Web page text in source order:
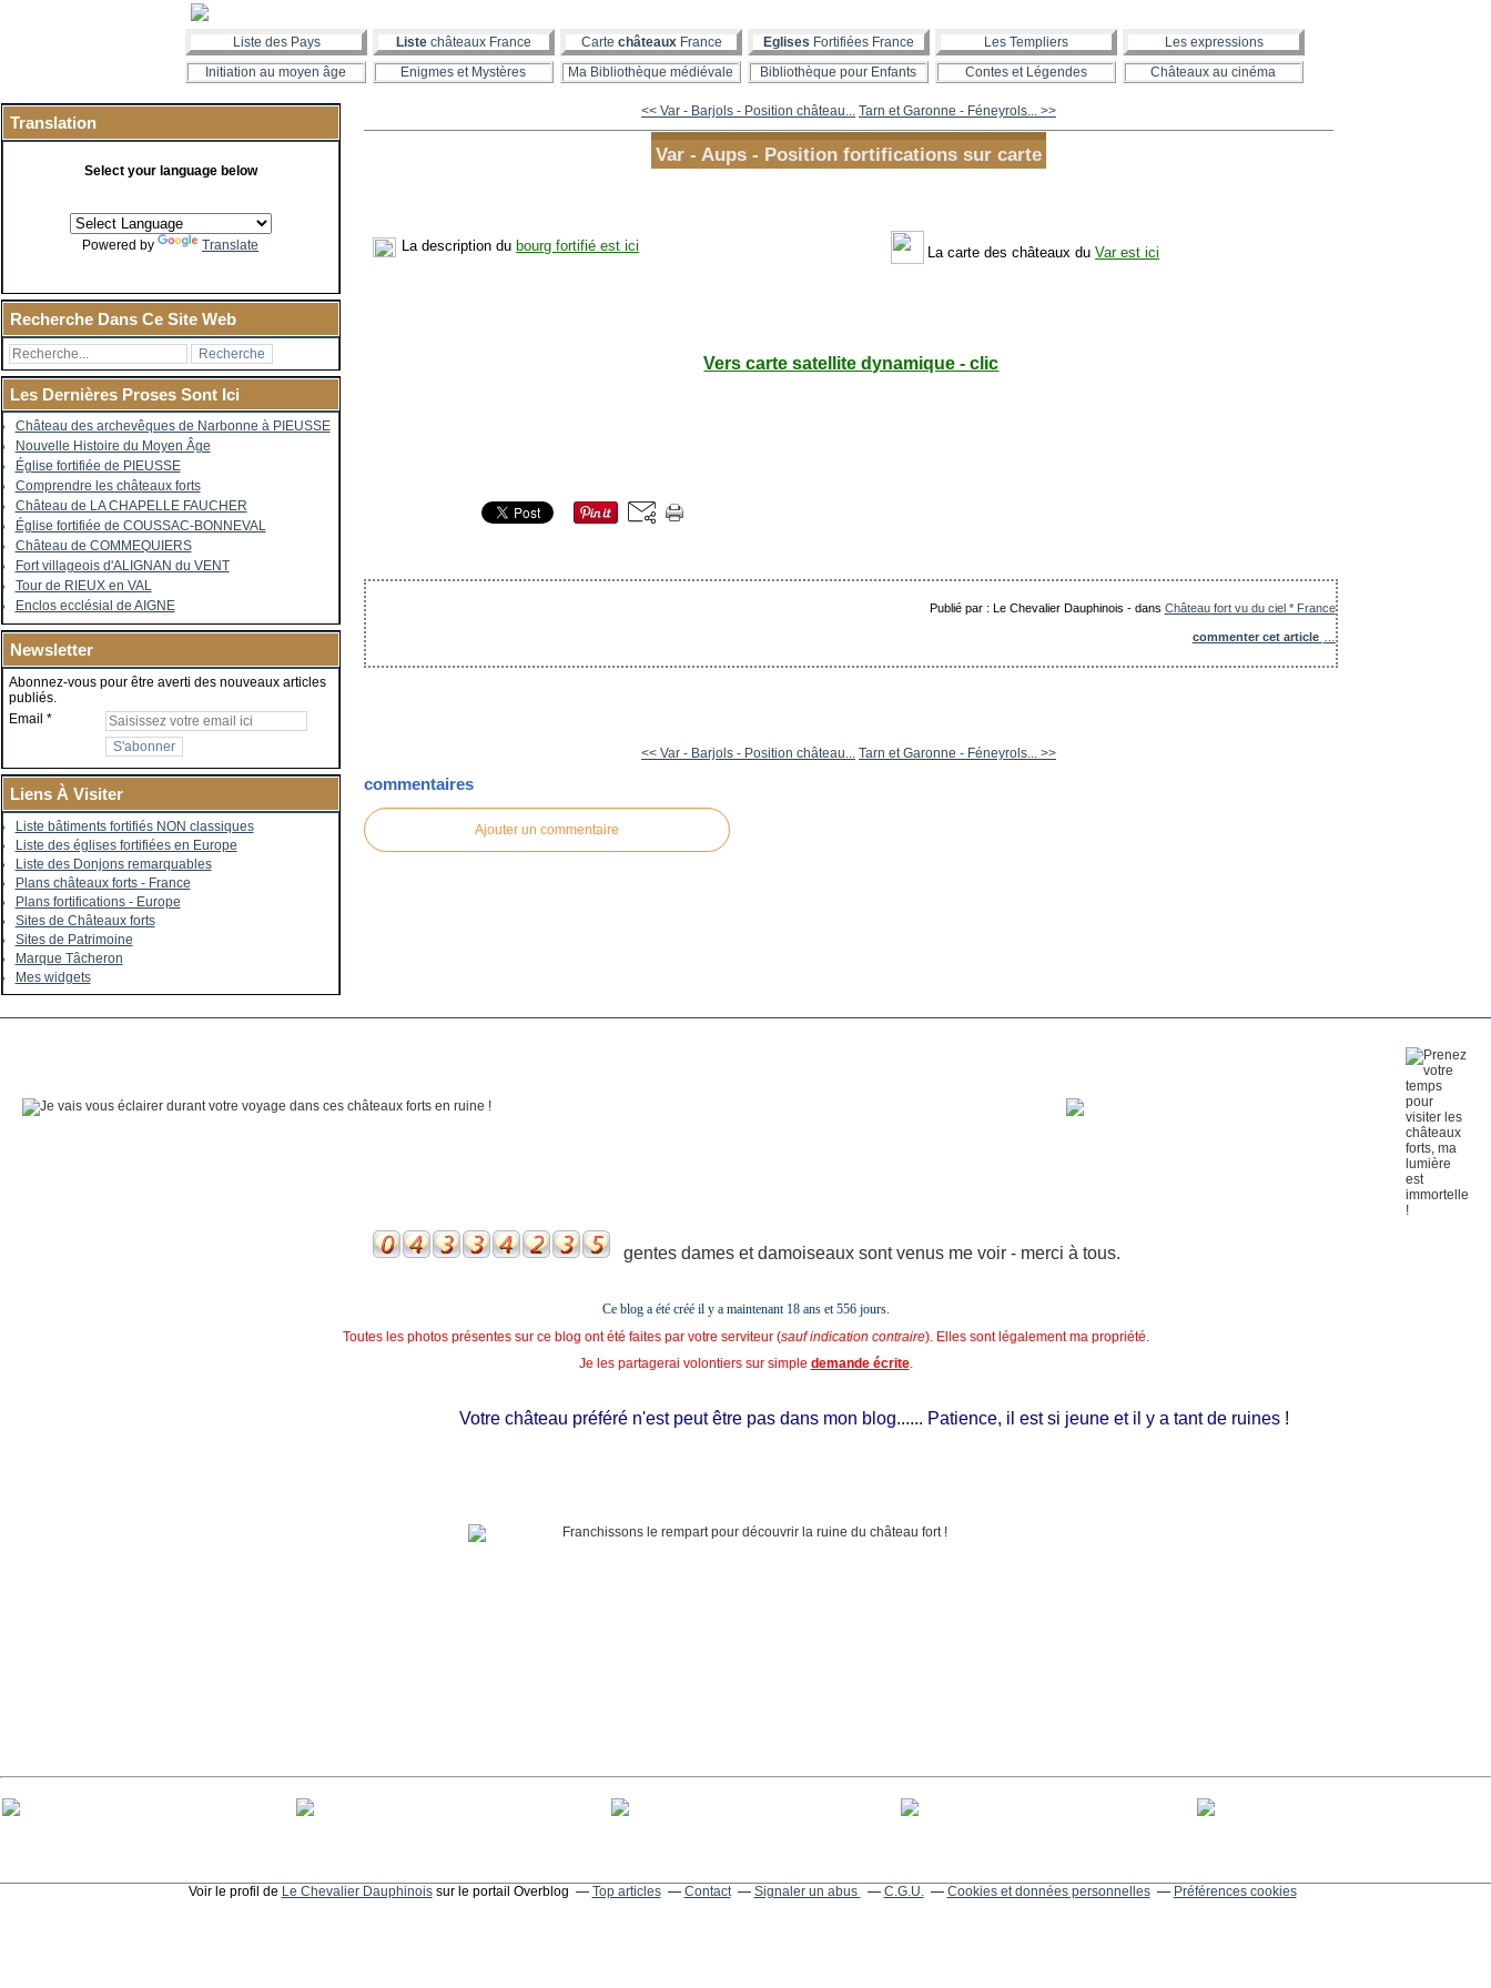
Liste des Pays Liste châteaux France Carte châteauxFrance Eglises Fortifiées France Les Templiers
Les expressions
Initiation au moyen âge
Enigmes et Mystères Ma Bibliothèque médiévale Bibliothèque pour Enfants Contes et Légendes Châteaux au cinéma
Translation
Select your language below
Powered by Translate
Recherche Dans Ce Site Web
Les Dernières Proses Sont Ici
Château des archevêques de Narbonne à PIEUSSE
Nouvelle Histoire du Moyen Âge
Église fortifiée de PIEUSSE
Comprendre les châteaux forts
Château de LA CHAPELLE FAUCHER
Église fortifiée de COUSSAC-BONNEVAL
Château de COMMEQUIERS
Fort villageois d'ALIGNAN du VENT
Tour de RIEUX en VAL
Enclos ecclésial de AIGNE
Newsletter
Abonnez-vous pour être averti des nouveaux articles
publiés.
Email
Liens À Visiter
Liste bâtiments fortifiés NON classiques
Liste des églises fortifiées en Europe
Liste des Donjons remarquables
Plans châteaux forts - France
Plans fortifications - Europe
Sites de Châteaux forts
Sites de Patrimoine
Marque Tâcheron
Mes widgets
<< Var - Barjols - Position château... Tarn et Garonne - Féneyrols... >>
Var - Aups - Position fortifications sur carte
La description du bourg fortifié est ici La carte des châteaux duVar est ici
Vers carte satellite dynamique - clic
Publié par : Le Chevalier Dauphinois -dans Château fort vu du ciel * France
commenter cet article
<< Var - Barjols - Position château... Tarn et Garonne - Féneyrols... >>
commentaires
Ajouter un commentaire
gentes dames et damoiseaux sont venus me voir - merci à tous.
Ce blog a été créé il y a maintenant 18 ans et556 jours.
Toutes les photos présentes sur ce blog ont été faites par votre serviteur (sauf indication contraire). Elles sont légalement ma propriété.
Je les partagerai volontiers sur simple demande écrite.
Votre château préféré n'est peut être pas dans mon blog...... Patience, il est si jeune et il y a tant de ruines !
Voir le profil de Le Chevalier Dauphinoissur le portail Overblog Top articles Contact Signaler un abus C.G.U. Cookies et données personnelles Préférences cookies